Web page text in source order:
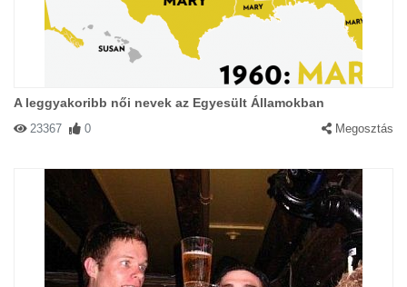
A leggyakoribb női nevek az Egyesült Államokban
23367 0 Megosztás